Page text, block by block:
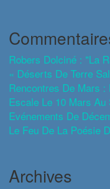
Robers Dolciné : "La
« Déserts De Terre
Rencontres De Mars
Escale Le 10 Mars
Evénements De
Le Feu De La Poésie
Archives